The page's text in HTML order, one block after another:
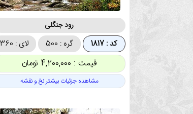
رود جنگلی
کد : 1817 گره : 500 لای : 360
قیمت : 4,200,000 تومان
مشاهده جزئیات بیشتر نخ و نقشه